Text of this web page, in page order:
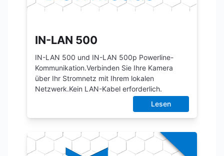
IN-LAN 500
IN-LAN 500 und IN-LAN 500p Powerline-
Kommunikation.Verbinden Sie Ihre Kamera
über Ihr Stromnetz mit Ihrem lokalen
Netzwerk.Kein LAN-Kabel erforderlich.
Lesen